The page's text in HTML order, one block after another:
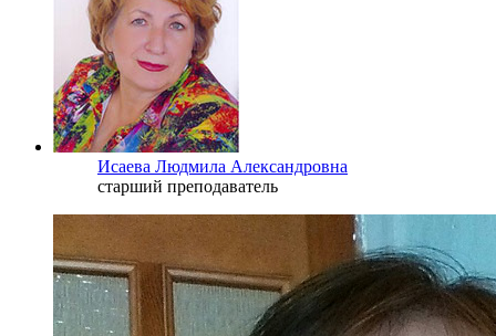
Исаева Людмила Александровна
старший преподаватель